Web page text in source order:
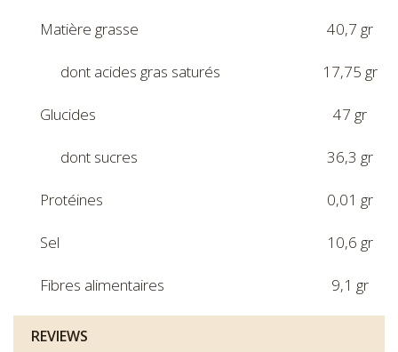
Matière grasse 40,7 gr
dont acides gras saturés 17,75 gr
Glucides 47 gr
dont sucres 36,3 gr
Protéines 0,01 gr
Sel 10,6 gr
Fibres alimentaires 9,1 gr
REVIEWS